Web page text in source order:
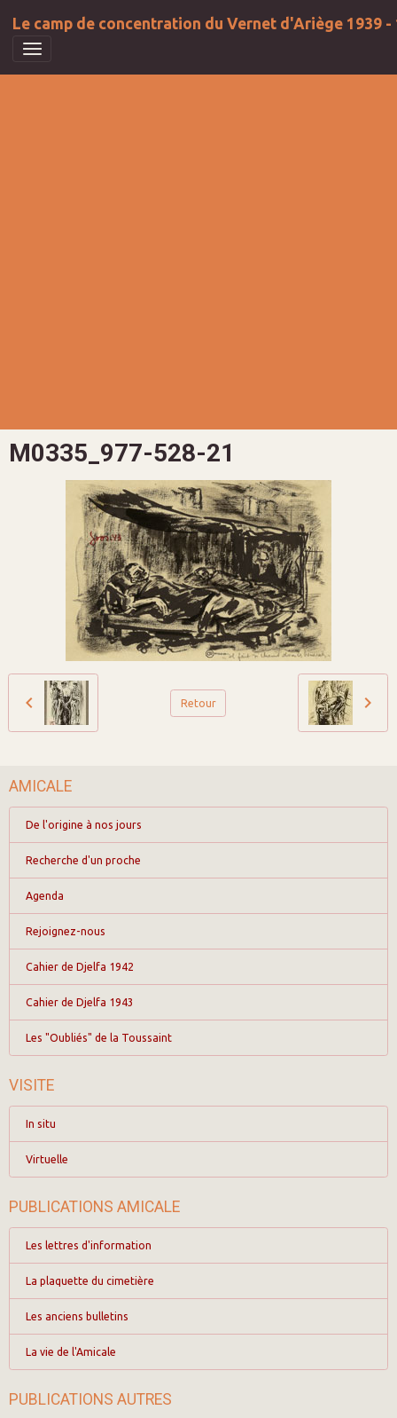
Le camp de concentration du Vernet d'Ariège 1939 -
M0335_977-528-21
Retour
AMICALE
De l'origine à nos jours
Recherche d'un proche
Agenda
Rejoignez-nous
Cahier de Djelfa 1942
Cahier de Djelfa 1943
Les "Oubliés" de la Toussaint
VISITE
In situ
Virtuelle
PUBLICATIONS AMICALE
Les lettres d'information
La plaquette du cimetière
Les anciens bulletins
La vie de l'Amicale
PUBLICATIONS AUTRES